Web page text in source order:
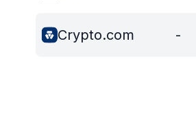
Crypto.com -